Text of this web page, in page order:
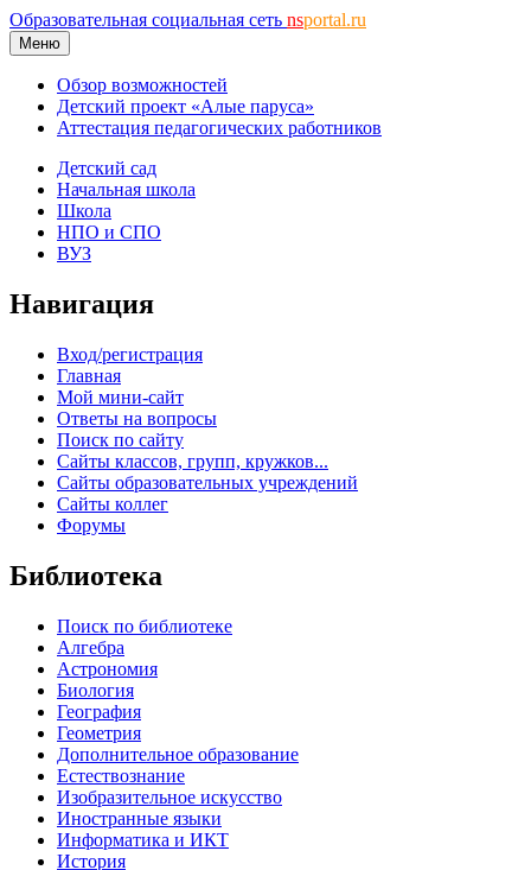
Образовательная социальная сеть nsportal.ru
Меню
Обзор возможностей
Детский проект «Алые паруса»
Аттестация педагогических работников
Детский сад
Начальная школа
Школа
НПО и СПО
ВУЗ
Навигация
Вход/регистрация
Главная
Мой мини-сайт
Ответы на вопросы
Поиск по сайту
Сайты классов, групп, кружков...
Сайты образовательных учреждений
Сайты коллег
Форумы
Библиотека
Поиск по библиотеке
Алгебра
Астрономия
Биология
География
Геометрия
Дополнительное образование
Естествознание
Изобразительное искусство
Иностранные языки
Информатика и ИКТ
История